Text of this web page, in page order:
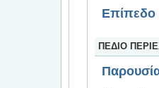
Επίπεδο
ΠΕΔΙΟ